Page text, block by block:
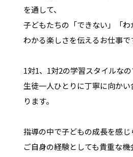
を通して、
子どもたちの「できない」「
わかる楽しさを伝えるお仕事で
1対1、1対2の学習スタイルなの
生徒一人ひとりに丁寧に向か
ります。
指導の中で子どもの成長を感じ
ご自身の経験としても貴重な機